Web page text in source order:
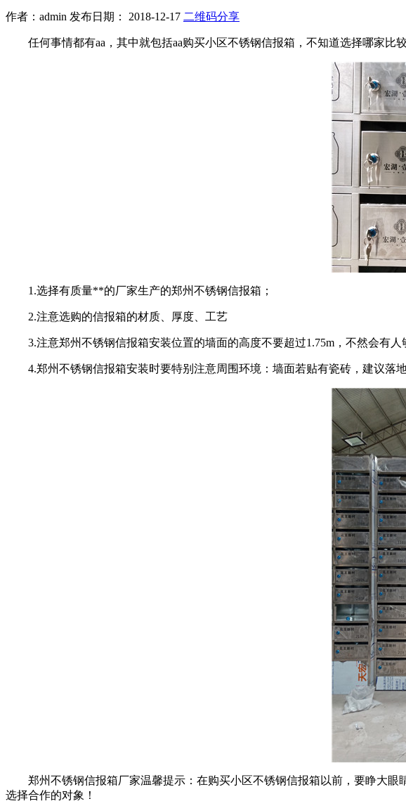
作者：admin 发布日期： 2018-12-17 二维码分享
任何事情都有aa，其中就包括aa购买小区不锈钢信报箱，不知道选择哪家比
1.选择有质量**的厂家生产的郑州不锈钢信报箱；
2.注意选购的信报箱的材质、厚度、工艺
3.注意郑州不锈钢信报箱安装位置的墙面的高度不要超过1.75m，不然会有人
4.郑州不锈钢信报箱安装时要特别注意周围环境：墙面若贴有瓷砖，建议落
郑州不锈钢信报箱厂家温馨提示：在购买小区不锈钢信报箱以前，要睁大
选择合作的对象！